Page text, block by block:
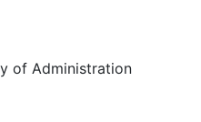
of Administration